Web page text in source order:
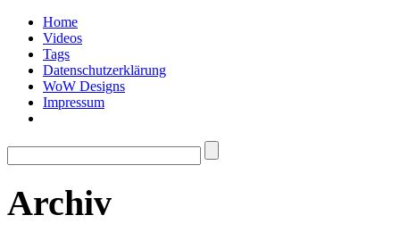
Home
Videos
Tags
Datenschutzerklärung
WoW Designs
Impressum
Archiv